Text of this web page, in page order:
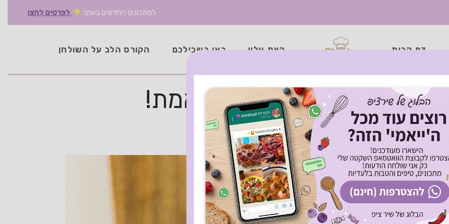
למתכונים החדשים באתר לפרטים לחצו
דף הבית קצת עליי כאן בשבילכם הקורס הלב על השולחן
למי שאתם אוהבים באמת!